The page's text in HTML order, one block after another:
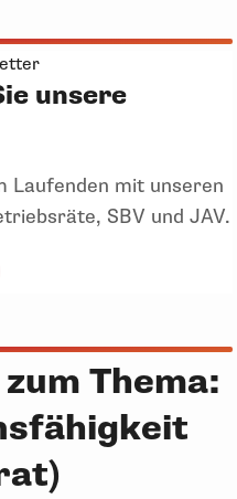
unsere
Laufenden mit unseren
SBV und JAV.
Thema: